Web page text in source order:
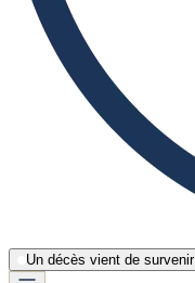
Un décès vient de survenir